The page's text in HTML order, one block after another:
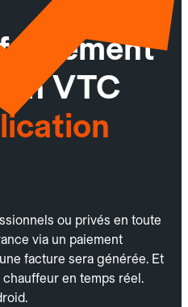
un VTC
ou privés en toute
via un paiement
facture sera générée. Et
en temps réel.